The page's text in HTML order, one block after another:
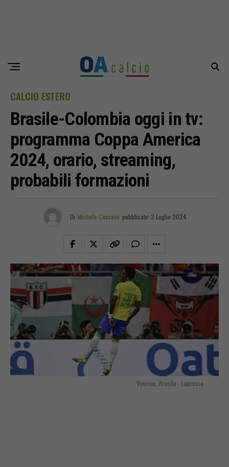
CALCIO ESTERO
Brasile-Colombia oggi in tv:
programma Coppa America
2024, orario, streaming,
probabili formazioni
Di Michele Cassano pubblicato 2 Luglio 2024
Vinicius, Brasile - Lapresse